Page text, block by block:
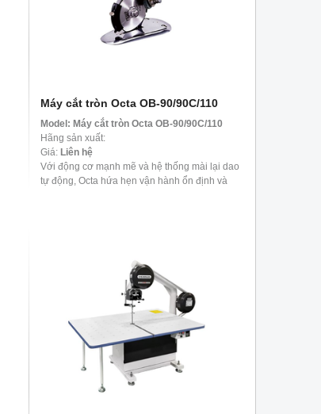
Máy cắt tròn Octa OB-90/90C/110
Model: Máy cắt tròn Octa OB-90/90C/110
Hãng sản xuất:
Giá: Liên hệ
Với động cơ mạnh mẽ và hệ thống mài lại dao
tự động, Octa hứa hẹn vận hành ổn định và